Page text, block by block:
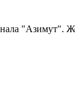
"Азимут".